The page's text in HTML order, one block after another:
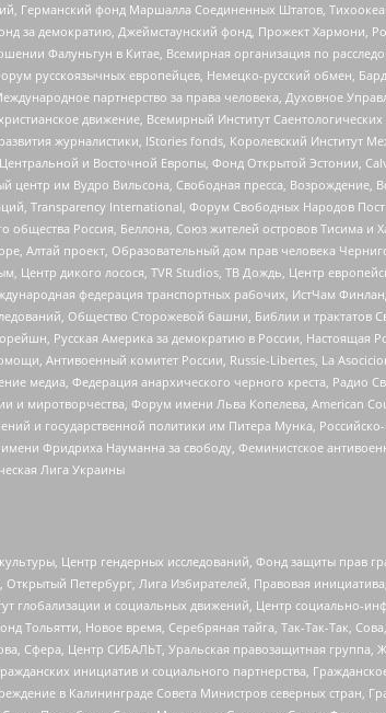
Германский фонд Маршалла Соединенных Штатов,
за демократию, Джеймстаунский фонд, Прожект Хармони,
Фалуньгун в Китае, Всемирная организация по
русскоязычных европейцев, Немецко-русский обмен,
партнерство за права человека, Духовное
движение, Всемирный Институт
журналистики, IStories fonds, Королевский
и Восточной Европы, Фонд Открытой Эстонии,
им Вудро Вильсона, Свободная пресса, Возрождение,
Transparеncy International, Форум Свободных Народов
общества Россия, Беллона, Союз жителей островов Тисима
Алтай проект, Образовательный дом прав человека
дикого лосося, TVR Studios, ТВ Дождь, Центр
федерация транспортных рабочих, ИстЧам
Общество Сторожевой башни, Библии и трактатов
Русская Америка за демократию в России, Настоящая
Антивоенный комитет России, Russie-Libertes, La
медиа, Федерация анархического черного креста, Радио
миротворчества, Форум имени Льва Копелева, American
и государственной политики им Питера Мунка,
Фридриха Науманна за свободу, Феминистское
Лига Украины
Центр гендерных исследований, Фонд защиты прав
Петербург, Лига Избирателей, Правовая
глобализации и социальных движений, Центр социально-
Новое время, Серебряная тайга, Так-Так-Так,
Сфера, Центр СИБАЛЬТ, Уральская правозащитная группа,
инициатив и социального партнерства,
в Калининграде Совета Министров северных стран,